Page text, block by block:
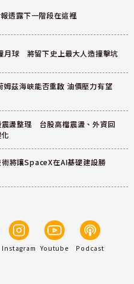
透露下一階段在這裡
月球 將留下史上最大人造撞擊坑
茲海峽能否重啟 油價壓力有望
震盪整理 台股高檔震盪、外資回
將讓SpaceX在AI基礎建設勝
Instagram Youtube Podcast